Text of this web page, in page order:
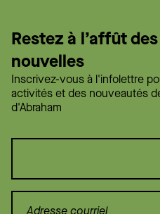
Restez à l’affût
nouvelles
Inscrivez-vous à l'infolettre
activités et des nouveautés
d'Abraham